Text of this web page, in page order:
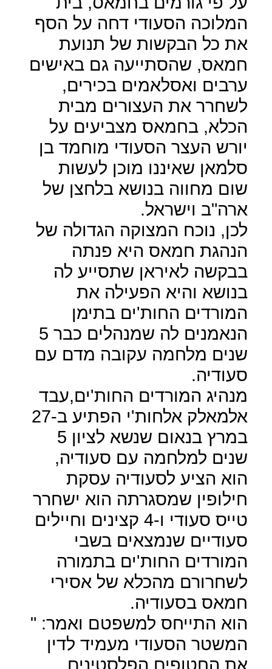
המלוכה הסעודי דחה על הסף
את כל הבקשות של תנועת
חמאס, שהסתייעה גם באישים
ערבים ואסלאמים בכירים,
לשחרר את העצורים מבית
הכלא, בחמאס מצביעים על
יורש העצר הסעודי מוחמד בן
סלמאן שאיננו מוכן לעשות
שום מחווה בנושא בלחצן של
ארה"ב וישראל.
לכן, נוכח המצוקה הגדולה של
הנהגת חמאס היא פנתה
בבקשה לאיראן שתסייע לה
בנושא והיא הפעילה את
המורדים החות'ים בתימן
הנאמנים לה שמנהלים כבר 5
שנים מלחמה עקובה מדם עם
סעודיה.
מנהיג המורדים החות'ים,עבד
אלמאלק אלחות'י הפתיע ב-27
במרץ בנאום שנשא לציון 5
שנים למלחמה עם סעודיה,
הוא הציע לסעודיה עסקת
חילופין שמסגרתה הוא ישחרר
טייס סעודי ו-4 קצינים וחיילים
סעודיים שנמצאים בשבי
המורדים החות'ים בתמורה
לשחרורם מהכלא של אסירי
חמאס בסעודיה.
הוא התייחס למשפטם ואמר: "
המשטר הסעודי מעמיד לדין
את החטופים הפלסטינים